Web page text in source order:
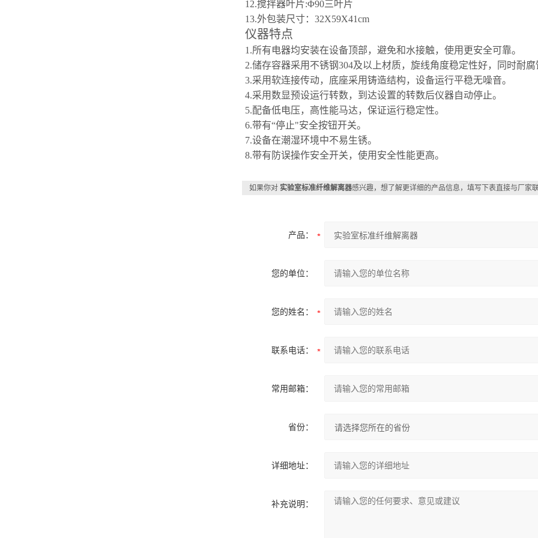
12.搅拌器叶片:Φ90三叶片
13.外包装尺寸：32X59X41cm
仪器特点
1.所有电器均安装在设备顶部，避免和水接触，使用更安全可靠。
2.储存容器采用不锈钢304及以上材质，旋线角度稳定性好，同时耐腐
3.采用软连接传动，底座采用铸造结构，设备运行平稳无噪音。
4.采用数显预设运行转数，到达设置的转数后仪器自动停止。
5.配备低电压，高性能马达，保证运行稳定性。
6.带有“停止"安全按钮开关。
7.设备在潮湿环境中不易生锈。
8.带有防误操作安全开关，使用安全性能更高。
如果你对 实验室标准纤维解离器感兴趣，想了解更详细的产品信息，填写下表直接与厂家联
产品：
您的单位：
您的姓名：
联系电话：
常用邮箱：
省份：
详细地址：
补充说明：